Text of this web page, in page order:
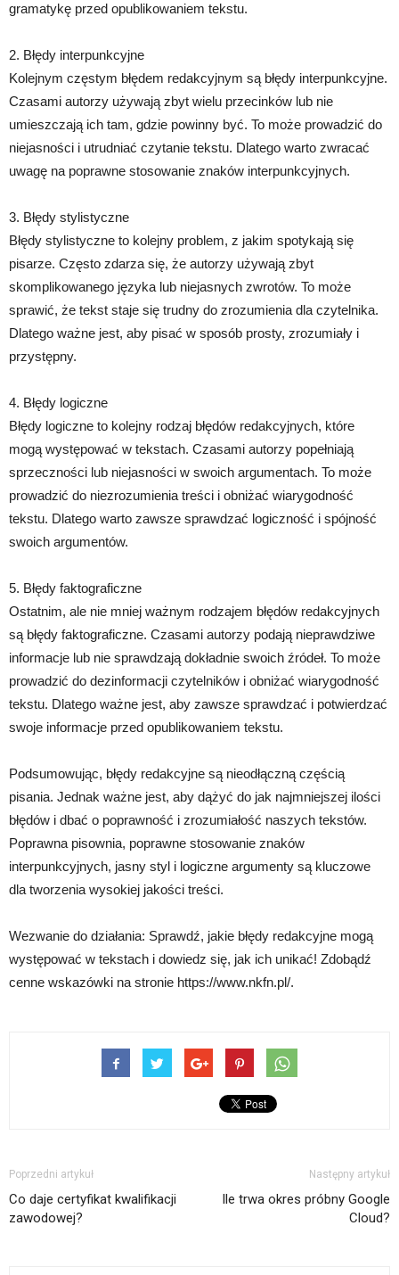
gramatykę przed opublikowaniem tekstu.
2. Błędy interpunkcyjne
Kolejnym częstym błędem redakcyjnym są błędy interpunkcyjne.
Czasami autorzy używają zbyt wielu przecinków lub nie
umieszczają ich tam, gdzie powinny być. To może prowadzić do
niejasności i utrudniać czytanie tekstu. Dlatego warto zwracać
uwagę na poprawne stosowanie znaków interpunkcyjnych.
3. Błędy stylistyczne
Błędy stylistyczne to kolejny problem, z jakim spotykają się
pisarze. Często zdarza się, że autorzy używają zbyt
skomplikowanego języka lub niejasnych zwrotów. To może
sprawić, że tekst staje się trudny do zrozumienia dla czytelnika.
Dlatego ważne jest, aby pisać w sposób prosty, zrozumiały i
przystępny.
4. Błędy logiczne
Błędy logiczne to kolejny rodzaj błędów redakcyjnych, które
mogą występować w tekstach. Czasami autorzy popełniają
sprzeczności lub niejasności w swoich argumentach. To może
prowadzić do niezrozumienia treści i obniżać wiarygodność
tekstu. Dlatego warto zawsze sprawdzać logiczność i spójność
swoich argumentów.
5. Błędy faktograficzne
Ostatnim, ale nie mniej ważnym rodzajem błędów redakcyjnych
są błędy faktograficzne. Czasami autorzy podają nieprawdziwe
informacje lub nie sprawdzają dokładnie swoich źródeł. To może
prowadzić do dezinformacji czytelników i obniżać wiarygodność
tekstu. Dlatego ważne jest, aby zawsze sprawdzać i potwierdzać
swoje informacje przed opublikowaniem tekstu.
Podsumowując, błędy redakcyjne są nieodłączną częścią
pisania. Jednak ważne jest, aby dążyć do jak najmniejszej ilości
błędów i dbać o poprawność i zrozumiałość naszych tekstów.
Poprawna pisownia, poprawne stosowanie znaków
interpunkcyjnych, jasny styl i logiczne argumenty są kluczowe
dla tworzenia wysokiej jakości treści.
Wezwanie do działania: Sprawdź, jakie błędy redakcyjne mogą
występować w tekstach i dowiedz się, jak ich unikać! Zdobądź
cenne wskazówki na stronie https://www.nkfn.pl/.
Poprzedni artykuł
Co daje certyfikat kwalifikacji
zawodowej?
Następny artykuł
Ile trwa okres próbny Google
Cloud?